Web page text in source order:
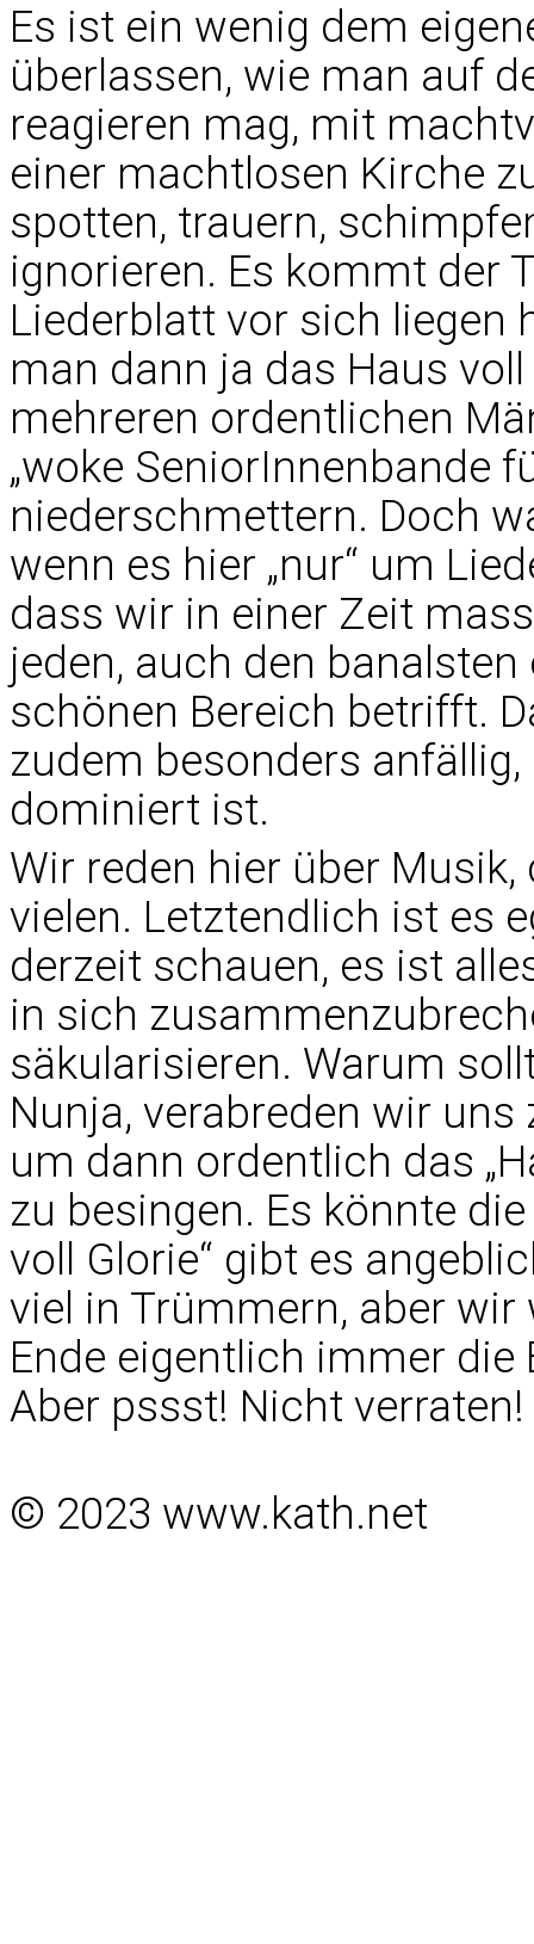
Es ist ein wenig dem
überlassen, wie man auf
reagieren mag, mit
einer machtlosen Kirche
spotten, trauern,
ignorieren. Es kommt der
Liederblatt vor sich liegen
man dann ja das Haus
mehreren ordentlichen
„woke SeniorInnenbande
niederschmettern. Doch
wenn es hier „nur“ um
dass wir in einer Zeit
jeden, auch den
schönen Bereich betrifft.
zudem besonders
dominiert ist.
Wir reden hier über
vielen. Letztendlich ist es
derzeit schauen, es ist
in sich
säkularisieren. Warum
Nunja, verabreden wir
um dann ordentlich das
zu besingen. Es könnte
voll Glorie“ gibt es
viel in Trümmern, aber
Ende eigentlich immer
Aber pssst! Nicht verraten!
© 2023 www.kath.net